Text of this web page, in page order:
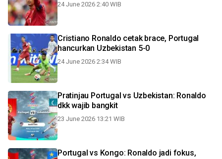
24 June 2026 2:40 WIB
Cristiano Ronaldo cetak brace, Portugal
hancurkan Uzbekistan 5-0
24 June 2026 2:34 WIB
Pratinjau Portugal vs Uzbekistan: Ronaldo
dkk wajib bangkit
23 June 2026 13:21 WIB
Portugal vs Kongo: Ronaldo jadi fokus,